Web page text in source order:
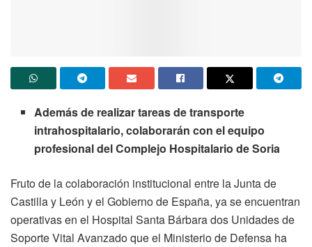
Además de realizar tareas de transporte
intrahospitalario, colaborarán con el equipo
profesional del Complejo Hospitalario de Soria
Fruto de la colaboración institucional entre la Junta de
Castilla y León y el Gobierno de España, ya se encuentran
operativas en el Hospital Santa Bárbara dos Unidades de
Soporte Vital Avanzado que el Ministerio de Defensa ha